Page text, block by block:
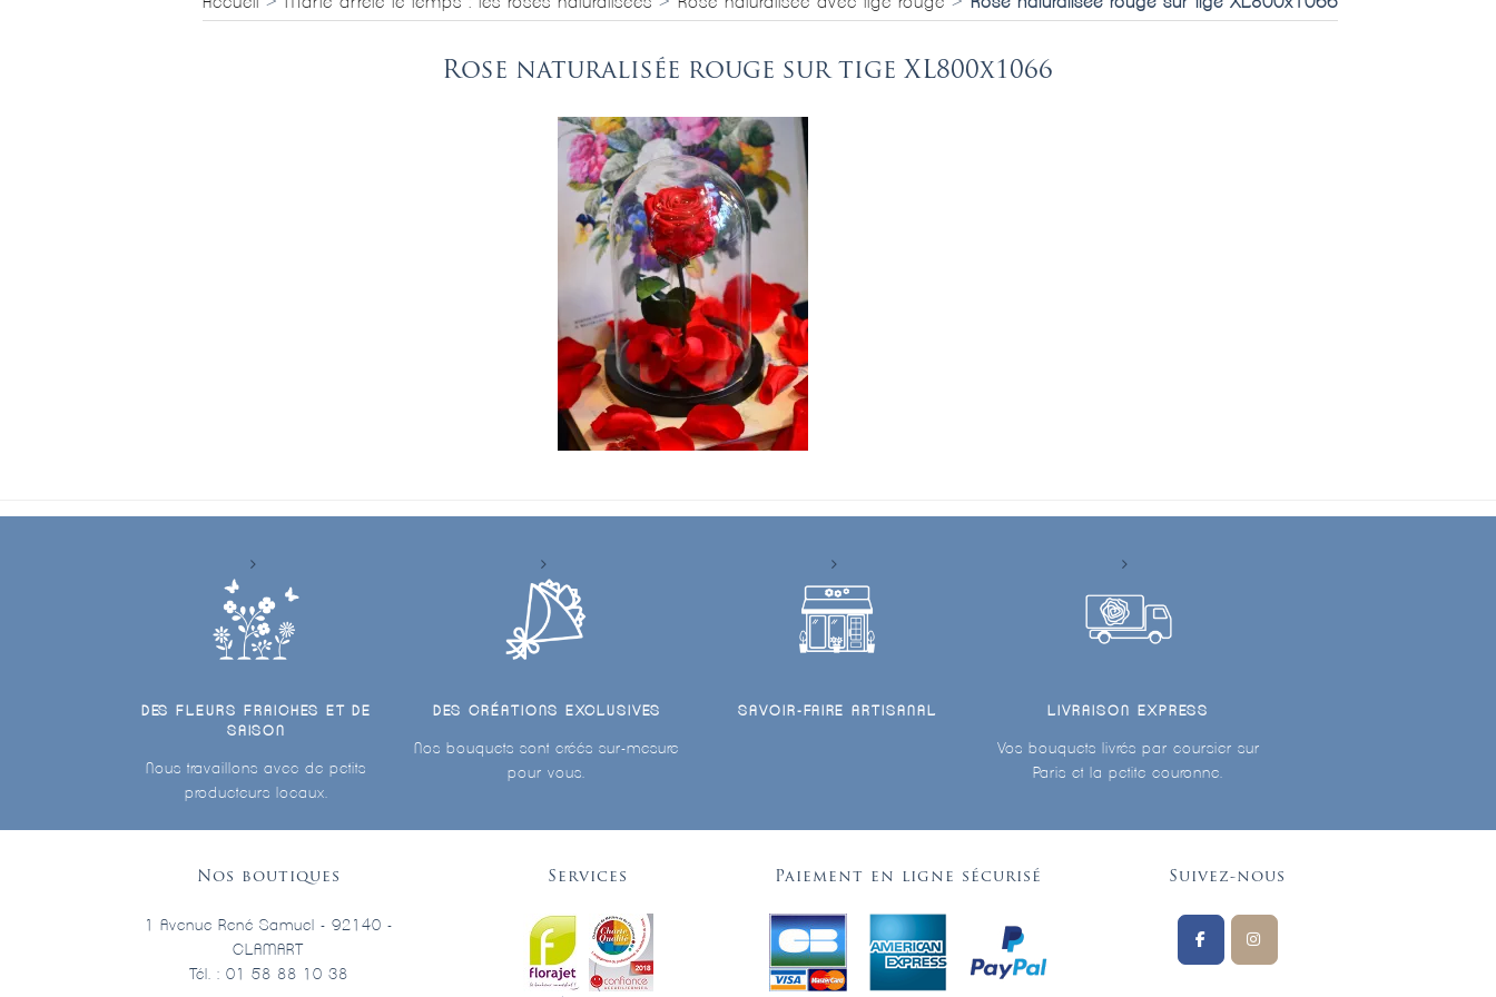
Rose naturalisée rouge sur tige XL800x1066
DES FLEURS FRAICHES ET DE
SAISON
Nous travaillons avec de petits
producteurs locaux.
DES CRÉATIONS EXCLUSIVES
Nos bouquets sont créés sur-mesure
pour vous.
SAVOIR-FAIRE ARTISANAL LIVRAISON EXPRESS
Vos bouquets livrés par coursier sur
Paris et la petite couronne.
Nos boutiques
1 Avenue René Samuel - 92140 -
CLAMART
Tél. : 01 58 88 10 38
Services Paiement en ligne sécurisé Suivez-nous